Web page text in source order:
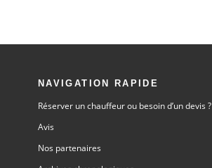
Continue reading« Agence
communication
NAVIGATION RAPIDE
Réserver un chauffeur ou besoin d’un devis ?
Avis
Nos partenaires